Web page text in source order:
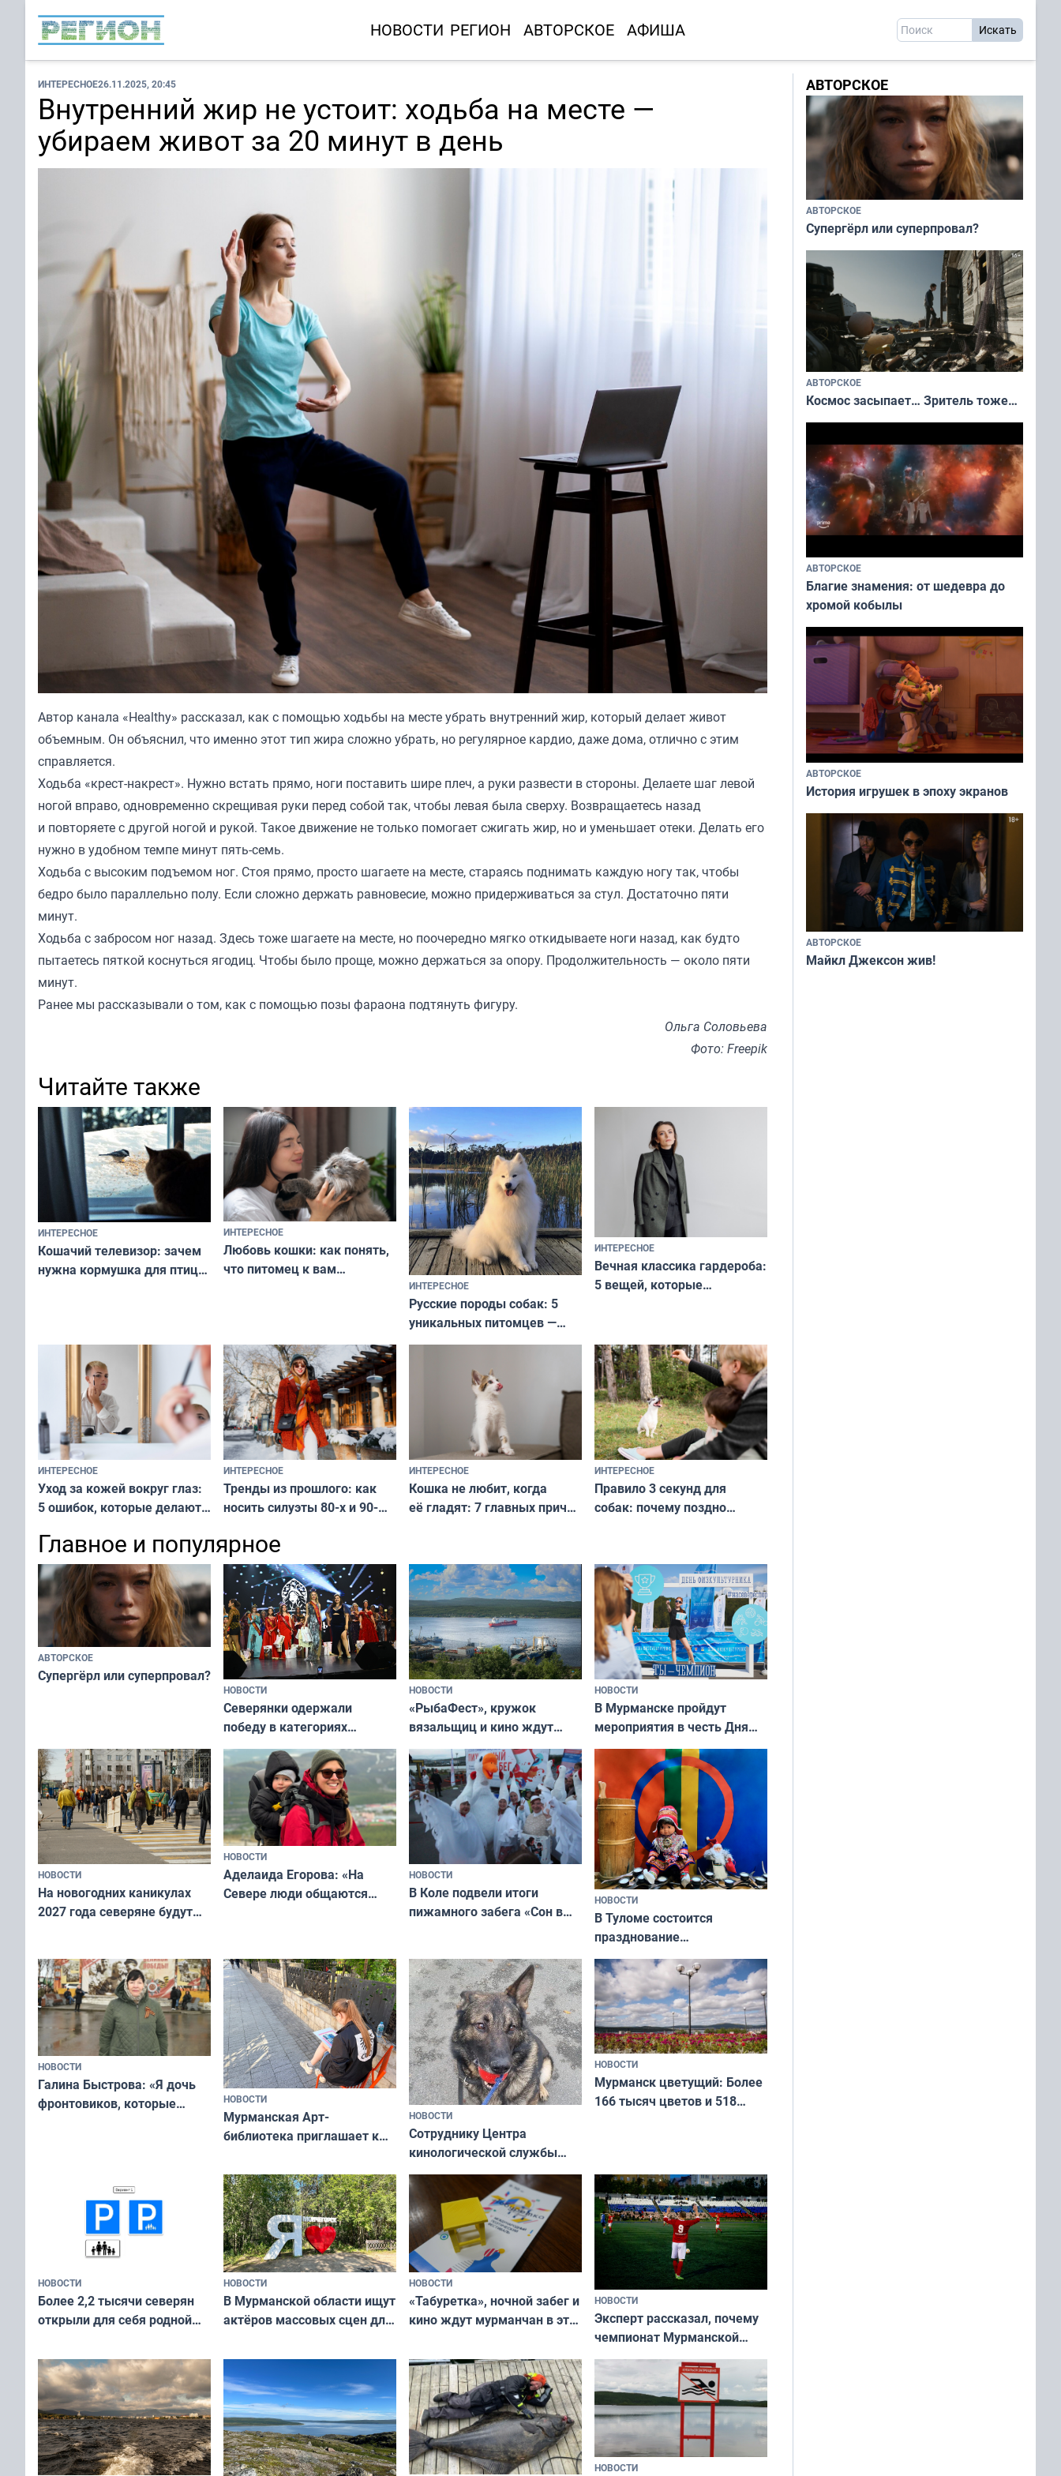
НОВОСТИ РЕГИОН АВТОРСКОЕ АФИША
ИНТЕРЕСНОЕ26.11.2025, 20:45
Внутренний жир не устоит: ходьба на месте —
убираем живот за 20 минут в день
Автор канала «Healthy» рассказал, как с помощью ходьбы на месте убрать внутренний жир, который делает живот
объемным. Он объяснил, что именно этот тип жира сложно убрать, но регулярное кардио, даже дома, отлично с этим
справляется.
Ходьба «крест-накрест». Нужно встать прямо, ноги поставить шире плеч, а руки развести в стороны. Делаете шаг левой
ногой вправо, одновременно скрещивая руки перед собой так, чтобы левая была сверху. Возвращаетесь назад
и повторяете с другой ногой и рукой. Такое движение не только помогает сжигать жир, но и уменьшает отеки. Делать его
нужно в удобном темпе минут пять-семь.
Ходьба с высоким подъемом ног. Стоя прямо, просто шагаете на месте, стараясь поднимать каждую ногу так, чтобы
бедро было параллельно полу. Если сложно держать равновесие, можно придерживаться за стул. Достаточно пяти
минут.
Ходьба с забросом ног назад. Здесь тоже шагаете на месте, но поочередно мягко откидываете ноги назад, как будто
пытаетесь пяткой коснуться ягодиц. Чтобы было проще, можно держаться за опору. Продолжительность — около пяти
минут.
Ранее мы рассказывали о том, как с помощью позы фараона подтянуть фигуру.
Ольга Соловьева
Фото: Freepik
Читайте также
ИНТЕРЕСНОЕ
Кошачий телевизор: зачем
нужна кормушка для птиц
ИНТЕРЕСНОЕ
Любовь кошки: как понять,
что питомец к вам
ИНТЕРЕСНОЕ
Русские породы собак: 5
уникальных питомцев —
национальные сокровища
и характером
ИНТЕРЕСНОЕ
Вечная классика гардероба:
5 вещей, которые
и актуально в любой сезон
ИНТЕРЕСНОЕ
Уход за кожей вокруг глаз:
5 ошибок, которые делают
и вернуть свежий взгляд
без дорогих средств
ИНТЕРЕСНОЕ
Тренды из прошлого: как
носить силуэты 80-х и 90-
современно и стильно без
переплат
ИНТЕРЕСНОЕ
Кошка не любит, когда
её гладят: 7 главных причин
независимому питомцу
ИНТЕРЕСНОЕ
Правило 3 секунд для
собак: почему поздно
питомцу всё сразу и без
криков
Главное и популярное
АВТОРСКОЕ
Супергёрл или суперпровал?
НОВОСТИ
Северянки одержали
победу в категориях
всероссийского конкурса
«Мисс и Миссис Великая
Русь»
НОВОСТИ
«РыбаФест», кружок
вязальщиц и кино ждут
мурманчан в эти выходные
НОВОСТИ
В Мурманске пройдут
мероприятия в честь Дня
физкультурника
НОВОСТИ
На новогодних каникулах
2027 года северяне будут
НОВОСТИ
Аделаида Егорова: «На
Севере люди общаются
НОВОСТИ
В Коле подвели итоги
пижамного забега «Сон в
НОВОСТИ
В Туломе состоится
празднование
Международного дня
коренных народов мира
НОВОСТИ
Галина Быстрова: «Я дочь
фронтовиков, которые
НОВОСТИ
Мурманская Арт-
библиотека приглашает к
и фотографов
НОВОСТИ
Сотруднику Центра
кинологической службы
ищут новый дом
НОВОСТИ
Мурманск цветущий: Более
166 тысяч цветов и 518
НОВОСТИ
Более 2,2 тысячи северян
открыли для себя родной
«Туризм для своих»
НОВОСТИ
В Мурманской области ищут
актёров массовых сцен для
короткометражном фильме
НОВОСТИ
«Табуретка», ночной забег и
кино ждут мурманчан в эти
НОВОСТИ
Эксперт рассказал, почему
чемпионат Мурманской
области по футболу остался
незамеченным
НОВОСТИ
АВТОРСКОЕ
АВТОРСКОЕ
Супергёрл или суперпровал?
АВТОРСКОЕ
Космос засыпает… Зритель тоже…
АВТОРСКОЕ
Благие знамения: от шедевра до
хромой кобылы
АВТОРСКОЕ
История игрушек в эпоху экранов
АВТОРСКОЕ
Майкл Джексон жив!